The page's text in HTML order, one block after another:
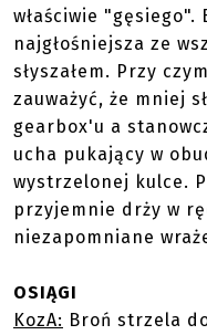
właściwie "gęsiego".
najgłośniejsza ze
słyszałem. Przy
zauważyć, że mniej
gearbox'u a
ucha pukający w
wystrzelonej kulce.
przyjemnie drży w
niezapomniane
OSIĄGI
KozA: Broń strzela